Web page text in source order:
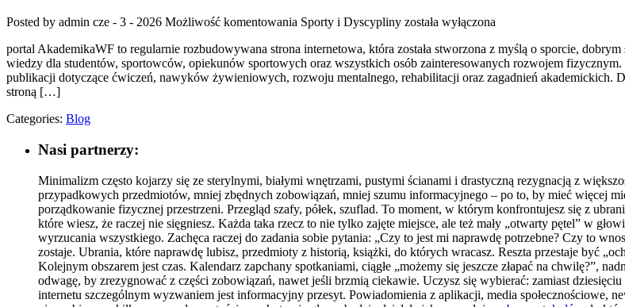
Posted by admin cze - 3 - 2026 Możliwość komentowania Sporty i Dyscypliny została wyłączona
portal AkademikaWF to regularnie rozbudowywana strona internetowa, która została stworzona z myślą o sporcie,
wiedzy dla studentów, sportowców, opiekunów sportowych oraz wszystkich osób zainteresowanych rozwojem
publikacji dotyczące ćwiczeń, nawyków żywieniowych, rozwoju mentalnego, rehabilitacji oraz zagadnień
stroną […]
Categories: Blog
Nasi partnerzy:
Minimalizm często kojarzy się ze sterylnymi, białymi wnętrzami, pustymi ścianami i drastyczną rezygnacją z
przypadkowych przedmiotów, mniej zbędnych zobowiązań, mniej szumu informacyjnego – po to, by mieć więcej
porządkowanie fizycznej przestrzeni. Przegląd szafy, półek, szuflad. To moment, w którym konfrontujesz się z
które wiesz, że raczej nie sięgniesz. Każda taka rzecz to nie tylko zajęte miejsce, ale też mały „otwarty pętel” w
wyrzucania wszystkiego. Zachęca raczej do zadania sobie pytania: „Czy to jest mi naprawdę potrzebne? Czy to
zostaje. Ubrania, które naprawdę lubisz, przedmioty z historią, książki, do których wracasz. Reszta przestaje być
Kolejnym obszarem jest czas. Kalendarz zapchany spotkaniami, ciągłe „możemy się jeszcze złapać na chwilę?”,
odwagę, by zrezygnować z części zobowiązań, nawet jeśli brzmią ciekawie. Uczysz się wybierać: zamiast
internetu szczególnym wyzwaniem jest informacyjny przesyt. Powiadomienia z aplikacji, media społecznościowe,